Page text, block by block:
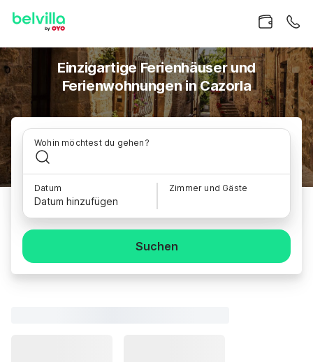
Einzigartige Ferienhäuser und
Ferienwohnungen in Cazorla
Wohin möchtest du gehen?
Datum
Datum hinzufügen
Zimmer und Gäste
Suchen